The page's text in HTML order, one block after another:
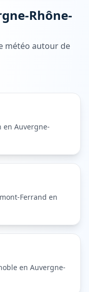
Rhône-
météo autour de
en Auvergne-
Ferrand en
en Auvergne-